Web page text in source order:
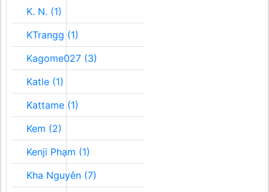
K. N. (1)
KTrangg (1)
Kagome027 (3)
Katle (1)
Kattame (1)
Kem (2)
Kenji Phạm (1)
Kha Nguyên (7)